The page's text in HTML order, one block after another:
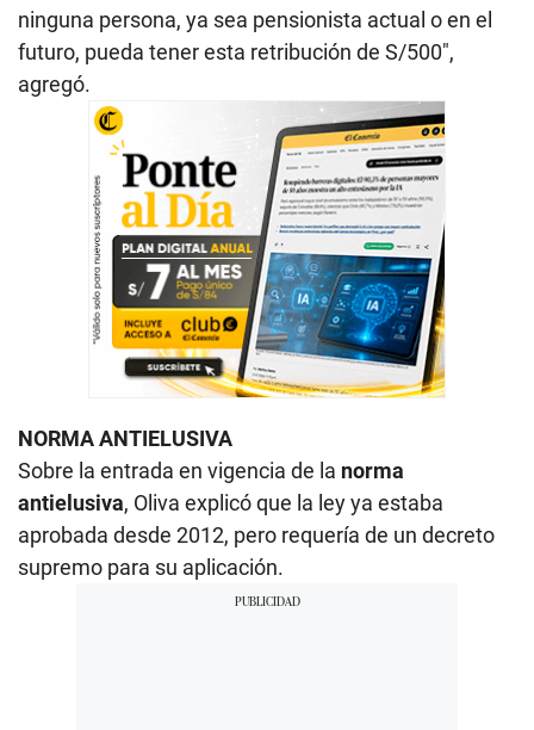
ninguna persona, ya sea pensionista actual o en el
futuro, pueda tener esta retribución de S/500",
agregó.
NORMA ANTIELUSIVA
Sobre la entrada en vigencia de la norma
antielusiva, Oliva explicó que la ley ya estaba
aprobada desde 2012, pero requería de un decreto
supremo para su aplicación.